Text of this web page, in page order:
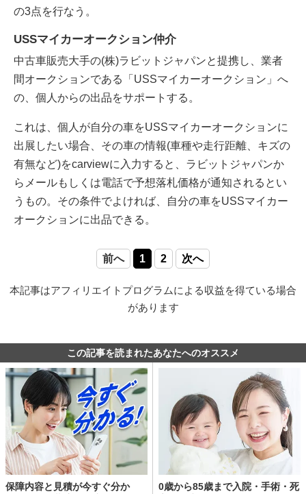
の3点を行なう。
USSマイカーオークション仲介
中古車販売大手の(株)ラビットジャパンと提携し、業者
間オークションである「USSマイカーオークション」へ
の、個人からの出品をサポートする。
これは、個人が自分の車をUSSマイカーオークションに
出展したい場合、その車の情報(車種や走行距離、キズの
有無など)をcarviewに入力すると、ラビットジャパンか
らメールもしくは電話で予想落札価格が通知されるとい
うもの。その条件でよければ、自分の車をUSSマイカー
オークションに出品できる。
前へ 1 2 次へ
本記事はアフィリエイトプログラムによる収益を得ている場合
があります
この記事を読まれたあなたへのオススメ
保障内容と見積が今すぐ分か
0歳から85歳まで入院・手術・死